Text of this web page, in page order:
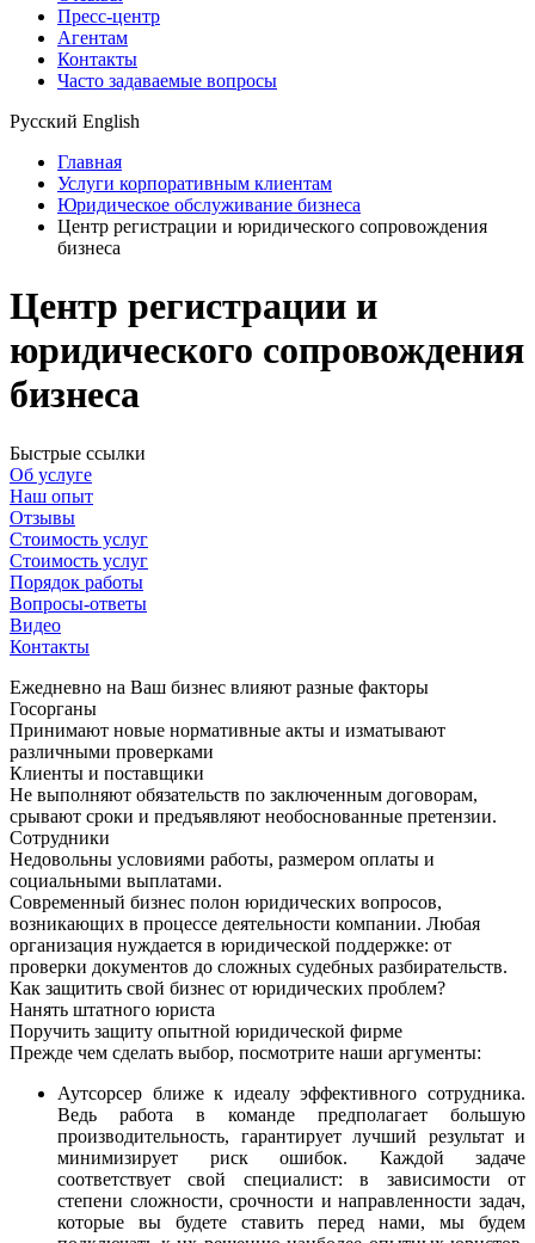
Пресс-центр
Агентам
Контакты
Часто задаваемые вопросы
Русский English
Главная
Услуги корпоративным клиентам
Юридическое обслуживание бизнеса
Центр регистрации и юридического сопровождения
бизнеса
Центр регистрации и
юридического сопровождения
бизнеса
Быстрые ссылки
Об услуге
Наш опыт
Отзывы
Стоимость услуг
Стоимость услуг
Порядок работы
Вопросы-ответы
Видео
Контакты
Ежедневно на Ваш бизнес влияют разные факторы
Госорганы
Принимают новые нормативные акты и изматывают
различными проверками
Клиенты и поставщики
Не выполняют обязательств по заключенным договорам,
срывают сроки и предъявляют необоснованные претензии.
Сотрудники
Недовольны условиями работы, размером оплаты и
социальными выплатами.
Современный бизнес полон юридических вопросов,
возникающих в процессе деятельности компании. Любая
организация нуждается в юридической поддержке: от
проверки документов до сложных судебных разбирательств.
Как защитить свой бизнес от юридических проблем?
Нанять штатного юриста
Поручить защиту опытной юридической фирме
Прежде чем сделать выбор, посмотрите наши аргументы:
Аутсорсер ближе к идеалу эффективного сотрудника.
Ведь работа в команде предполагает большую
производительность, гарантирует лучший результат и
минимизирует риск ошибок. Каждой задаче
соответствует свой специалист: в зависимости от
степени сложности, срочности и направленности задач,
которые вы будете ставить перед нами, мы будем